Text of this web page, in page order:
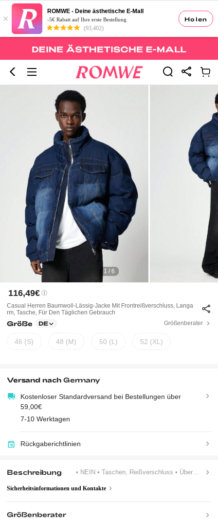
Holen
×
ROMWE - Deine ästhetische E-Mall
-5€ Rabatt auf Ihre erste Bestellung
(93,402)
1 / 6
116,49€
Casual Herren Baumwoll-Lässig-Jacke Mit Frontreißverschluss, Langa
Rm, Tasche, Für Den Täglichen Gebrauch
Größe DE Größenberater
46 (S) 48 (M) 50 (L) 52 (XL)
Versand nachGermany
Kostenloser Standardversand bei Bestellungen über
59,00€
7-10 Werktagen
Rückgaberichtlinien
Beschreibung • NEIN • Taschen, Reißverschluss • Übergrößen
Sicherheitsinformationen und Kontakte
Größenberater